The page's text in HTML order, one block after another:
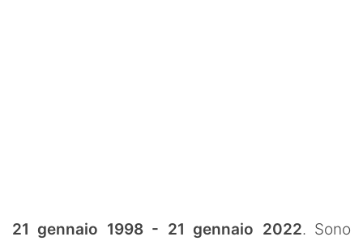
21 gennaio 1998 - 21 gennaio 2022. Sono